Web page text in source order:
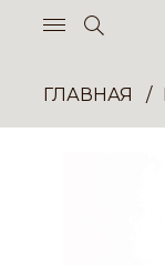
ГЛАВНАЯ